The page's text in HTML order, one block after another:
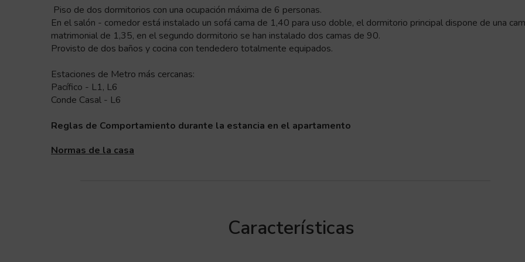
Piso de dos dormitorios con una ocupación máxima de 6 personas.
En el salón - comedor está instalado un sofá cama de 1,40 para uso doble, el dormitorio principal dispone de una
matrimonial de 1,35, en el segundo dormitorio se han instalado dos camas de 90.
Provisto de dos baños y cocina con tendedero totalmente equipados.
Estaciones de Metro más cercanas:
Pacífico - L1, L6
Conde Casal - L6
Reglas de Comportamiento durante la estancia en el apartamento
Normas de la casa
Características